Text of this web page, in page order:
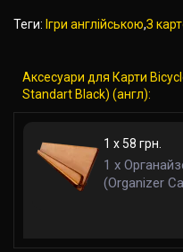
Теги: Ігри англійською,З
Аксесуари для Карти
Standart Black) (англ):
1 x 58 грн.
1 x
(Organizer